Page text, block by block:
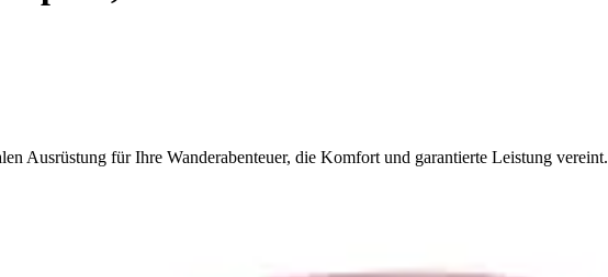
Ausrüstung für Ihre Wanderabenteuer, die Komfort und garantierte Leistung vereint.